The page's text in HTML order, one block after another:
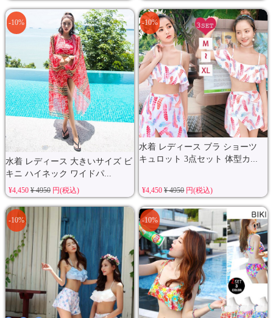
水着 レディース 大きいサイズ ビ
キニ ハイネック ワイドパ...
-10%
¥4,450 ¥ 4950円(税込)
水着 レディース ブラ ショーツ
キュロット 3点セット 体型カ...
-10%
¥4,450¥ 4950円(税込)
-10% -10%